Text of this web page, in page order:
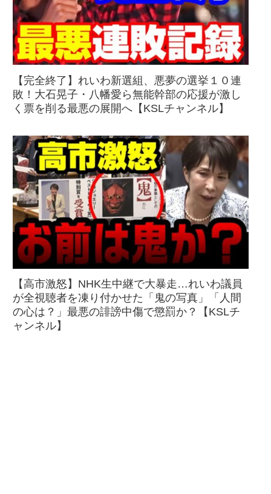
【完全終了】れいわ新選組、悪夢の選挙１０連
敗！大石晃子・八幡愛ら無能幹部の応援が激し
く票を削る最悪の展開へ【KSLチャンネル】
【高市激怒】NHK生中継で大暴走…れいわ議員
が全視聴者を凍り付かせた「鬼の写真」「人間
の心は？」最悪の誹謗中傷で懲罰か？【KSLチ
ャンネル】